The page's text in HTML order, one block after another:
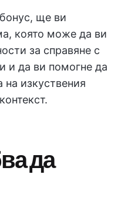
ще ви
която може да ви
за справяне с
и да ви помогне да
на изкуствения
да